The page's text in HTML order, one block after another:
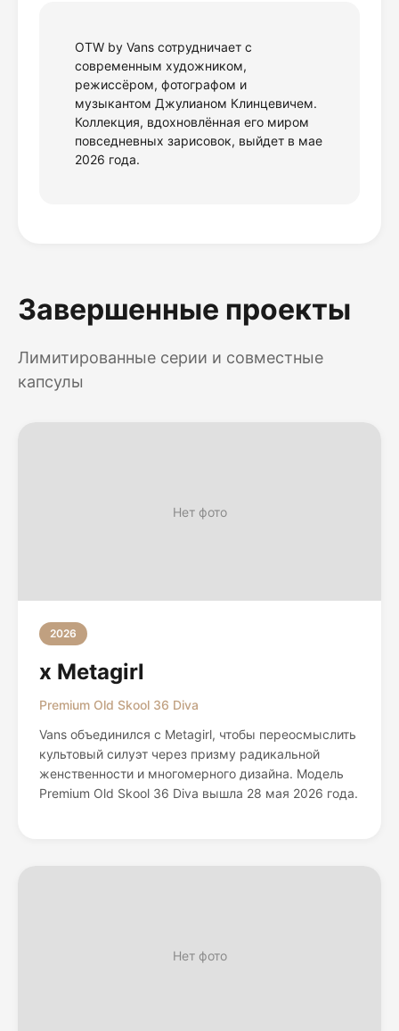
OTW by Vans сотрудничает с
современным художником,
режиссёром, фотографом и
музыкантом Джулианом Клинцевичем.
Коллекция, вдохновлённая его миром
повседневных зарисовок, выйдет в мае
2026 года.
Завершенные проекты
Лимитированные серии и совместные
капсулы
Нет фото
2026
x Metagirl
Premium Old Skool 36 Diva
Vans объединился с Metagirl, чтобы переосмыслить
культовый силуэт через призму радикальной
женственности и многомерного дизайна. Модель
Premium Old Skool 36 Diva вышла 28 мая 2026 года.
Нет фото